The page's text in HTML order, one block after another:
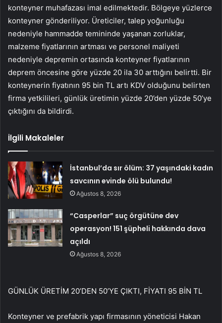
konteyner muhafazası imal edilmektedir. Bölgeye yüzlerce
konteyner gönderiliyor. Üreticiler, talep yoğunluğu
nedeniyle hammadde temininde yaşanan zorluklar,
malzeme fiyatlarının artması ve personel maliyeti
nedeniyle depremin ortasında konteyner fiyatlarının
deprem öncesine göre yüzde 20 ila 30 arttığını belirtti. Bir
konteynerin fiyatının 95 bin TL artı KDV olduğunu belirten
firma yetkilileri, günlük üretimin yüzde 20’den yüzde 50’ye
çıktığını da bildirdi.
İlgili Makaleler
İstanbul’da sır ölüm: 37 yaşındaki kadın
savcının evinde ölü bulundu!
Ağustos 8, 2026
“Casperlar” suç örgütüne dev
operasyon! 151 şüpheli hakkında dava
açıldı
Ağustos 8, 2026
GÜNLÜK ÜRETİM 20’DEN 50’YE ÇIKTI, FİYATI 95 BİN TL
Konteyner ve prefabrik yapı firmasının yöneticisi Hakan